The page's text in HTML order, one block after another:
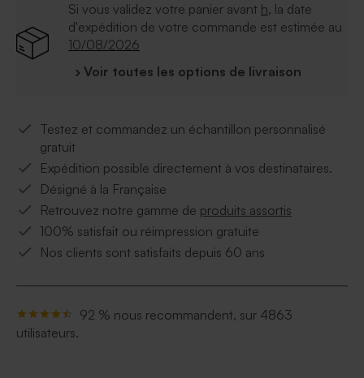
Si vous validez votre panier avant h, la date
d'expédition de votre commande est estimée au
10/08/2026
› Voir toutes les options de livraison
Testez et commandez un échantillon personnalisé
gratuit
Expédition possible directement à vos destinataires.
Désigné à la Française
Retrouvez notre gamme de produits assortis
100% satisfait ou réimpression gratuite
Nos clients sont satisfaits depuis 60 ans
92 % nous recommandent, sur 4863
utilisateurs.